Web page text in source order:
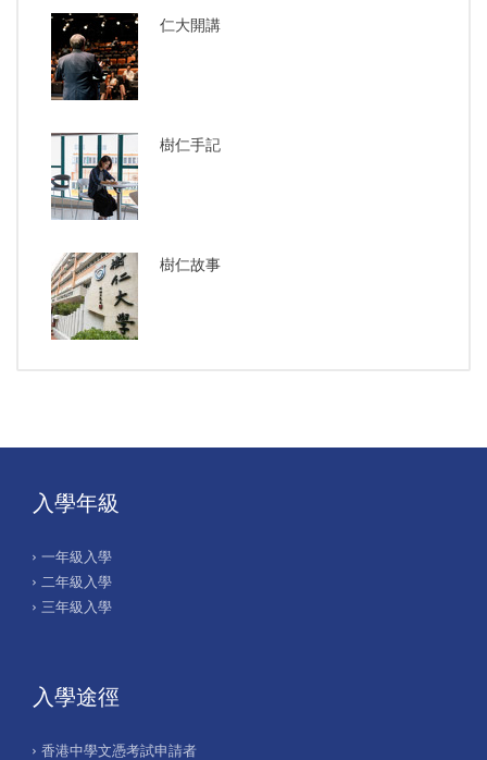
仁大開講
樹仁手記
樹仁故事
入學年級
一年級入學
二年級入學
三年級入學
入學途徑
香港中學文憑考試申請者